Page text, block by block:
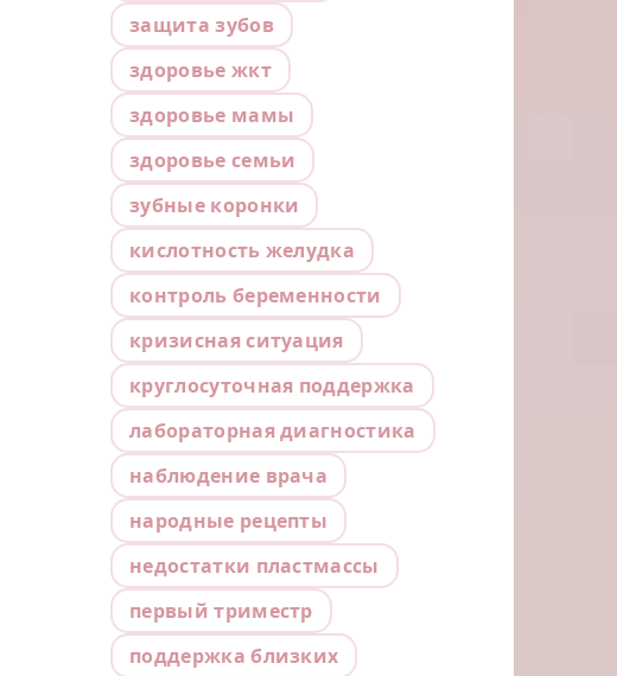
защита зубов
здоровье жкт
здоровье мамы
здоровье семьи
зубные коронки
кислотность желудка
контроль беременности
кризисная ситуация
круглосуточная поддержка
лабораторная диагностика
наблюдение врача
народные рецепты
недостатки пластмассы
первый триместр
поддержка близких